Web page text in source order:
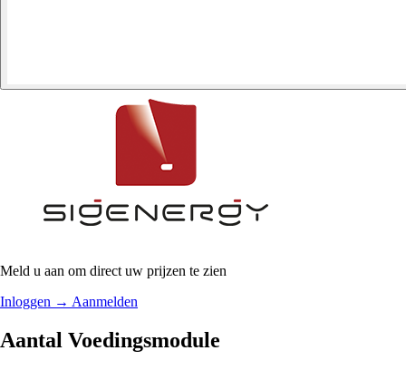
Meld u aan om direct uw prijzen te zien
Inloggen → Aanmelden
Aantal Voedingsmodule